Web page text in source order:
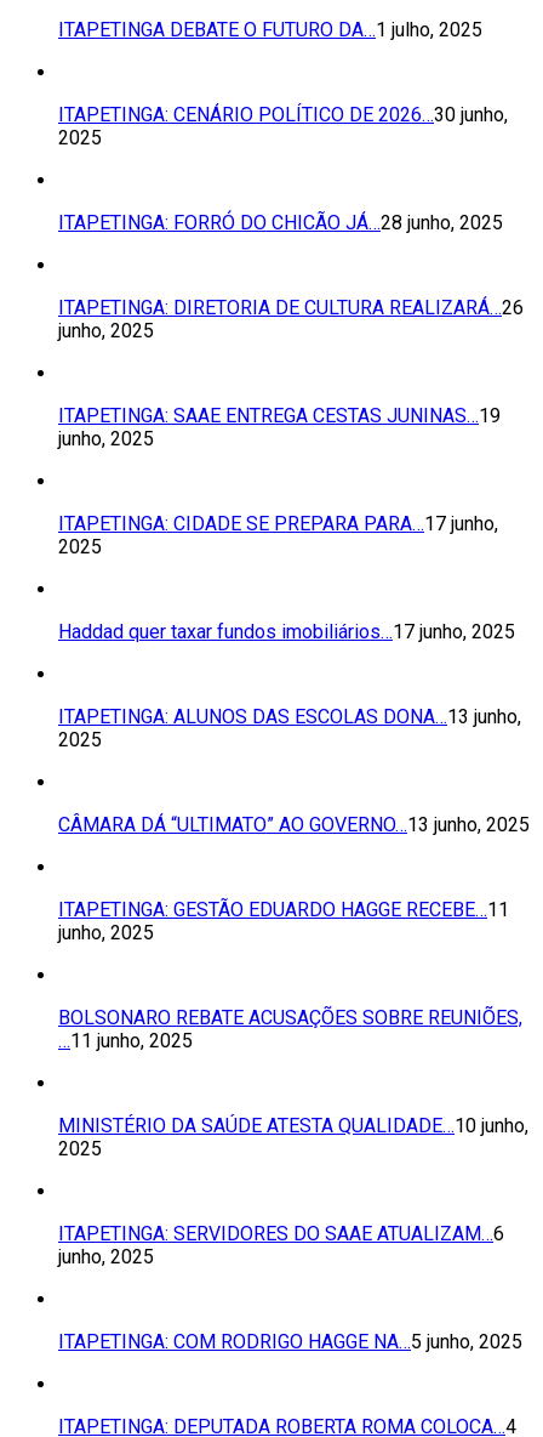
ITAPETINGA DEBATE O FUTURO DA…1 julho, 2025
ITAPETINGA: CENÁRIO POLÍTICO DE 2026…30 junho,
2025
ITAPETINGA: FORRÓ DO CHICÃO JÁ…28 junho, 2025
ITAPETINGA: DIRETORIA DE CULTURA REALIZARÁ…26
junho, 2025
ITAPETINGA: SAAE ENTREGA CESTAS JUNINAS…19
junho, 2025
ITAPETINGA: CIDADE SE PREPARA PARA…17 junho,
2025
Haddad quer taxar fundos imobiliários…17 junho, 2025
ITAPETINGA: ALUNOS DAS ESCOLAS DONA…13 junho,
2025
CÂMARA DÁ “ULTIMATO” AO GOVERNO…13 junho, 2025
ITAPETINGA: GESTÃO EDUARDO HAGGE RECEBE…11
junho, 2025
BOLSONARO REBATE ACUSAÇÕES SOBRE REUNIÕES,
…11 junho, 2025
MINISTÉRIO DA SAÚDE ATESTA QUALIDADE…10 junho,
2025
ITAPETINGA: SERVIDORES DO SAAE ATUALIZAM…6
junho, 2025
ITAPETINGA: COM RODRIGO HAGGE NA…5 junho, 2025
ITAPETINGA: DEPUTADA ROBERTA ROMA COLOCA…4